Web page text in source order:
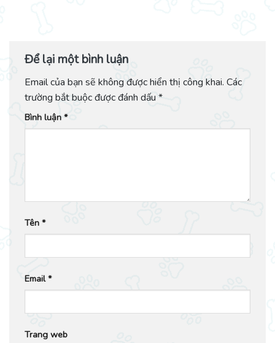
Để lại một bình luận
Email của bạn sẽ không được hiển thị công khai. Các
trường bắt buộc được đánh dấu *
Bình luận *
Tên *
Email*
Trang web